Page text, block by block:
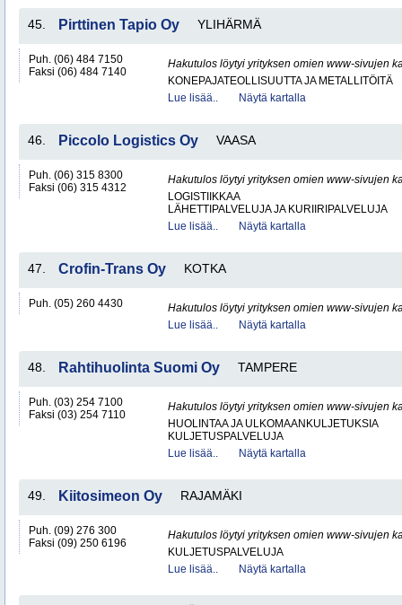
45. Pirttinen Tapio Oy YLIHÄRMÄ
Puh. (06) 484 7150
Faksi (06) 484 7140
Hakutulos löytyi yrityksen omien www-sivujen
KONEPAJATEOLLISUUTTA JA METALLITÖITÄ
Lue lisää..
Näytä kartalla
46. Piccolo Logistics Oy VAASA
Puh. (06) 315 8300
Faksi (06) 315 4312
Hakutulos löytyi yrityksen omien www-sivujen
LOGISTIIKKAA
LÄHETTIPALVELUJA JA KURIIRIPALVELUJA
Lue lisää..
Näytä kartalla
47. Crofin-Trans Oy KOTKA
Puh. (05) 260 4430
Hakutulos löytyi yrityksen omien www-sivujen
Lue lisää..
Näytä kartalla
48. Rahtihuolinta Suomi Oy TAMPERE
Puh. (03) 254 7100
Faksi (03) 254 7110
Hakutulos löytyi yrityksen omien www-sivujen
HUOLINTAA JA ULKOMAANKULJETUKSIA
KULJETUSPALVELUJA
Lue lisää..
Näytä kartalla
49. Kiitosimeon Oy RAJAMÄKI
Puh. (09) 276 300
Faksi (09) 250 6196
Hakutulos löytyi yrityksen omien www-sivujen
KULJETUSPALVELUJA
Lue lisää..
Näytä kartalla